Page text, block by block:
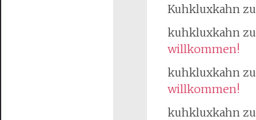
Kuhkluxkahnzu
kuhkluxkahnzu
willkommen!
kuhkluxkahnzu
willkommen!
kuhkluxkahnzu